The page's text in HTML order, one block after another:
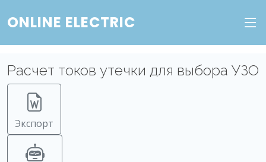
ONLINE ELECTRIC
Расчет токов утечки для выбора УЗО
Экспорт